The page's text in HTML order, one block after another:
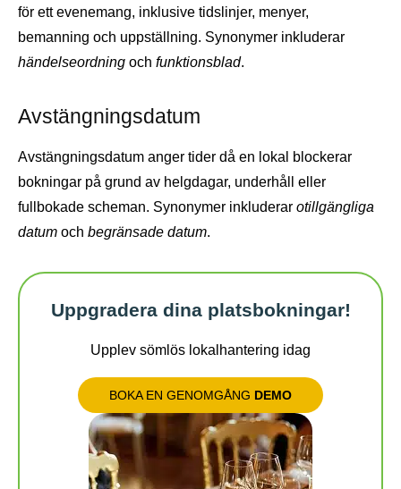
för ett evenemang, inklusive tidslinjer, menyer,
bemanning och uppställning. Synonymer inkluderar
händelseordning och funktionsblad.
Avstängningsdatum
Avstängningsdatum anger tider då en lokal blockerar
bokningar på grund av helgdagar, underhåll eller
fullbokade scheman. Synonymer inkluderar otillgängliga
datum och begränsade datum.
Uppgradera dina platsbokningar!
Upplev sömlös lokalhantering idag
BOKA EN GENOMGÅNG DEMO